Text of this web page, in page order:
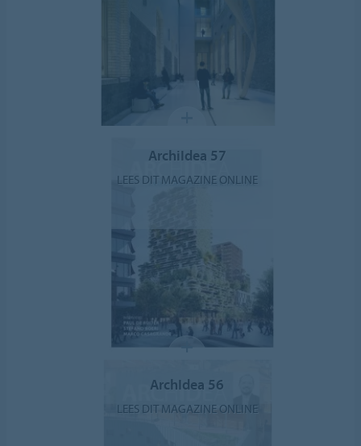
ArchiIdea 57
LEES DIT MAGAZINE ONLINE
ArchIdea 56
LEES DIT MAGAZINE ONLINE